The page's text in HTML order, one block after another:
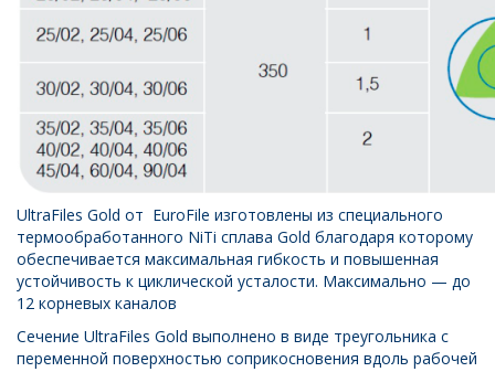
UltraFiles Gold от EuroFile изготовлены из специального
термообработанного NiTi сплава Gold благодаря которому
обеспечивается максимальная гибкость и повышенная
устойчивость к циклической усталости. Максимально — до
12 корневых каналов
Сечение UltraFiles Gold выполнено в виде треугольника с
переменной поверхностью соприкосновения вдоль рабочей